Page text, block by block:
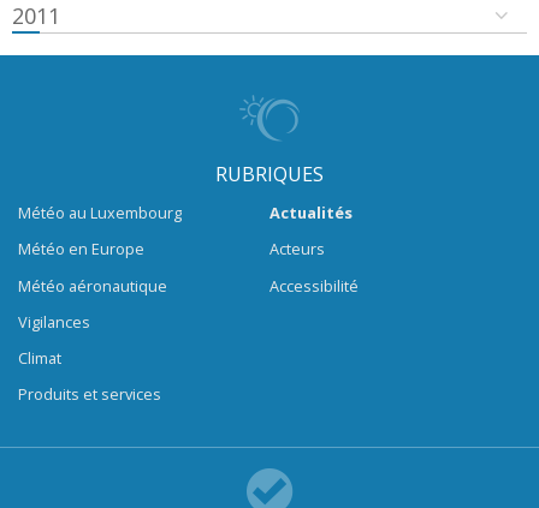
2011
RUBRIQUES
Météo au Luxembourg
Météo en Europe
Météo aéronautique
Vigilances
Climat
Produits et services
Actualités
Acteurs
Accessibilité